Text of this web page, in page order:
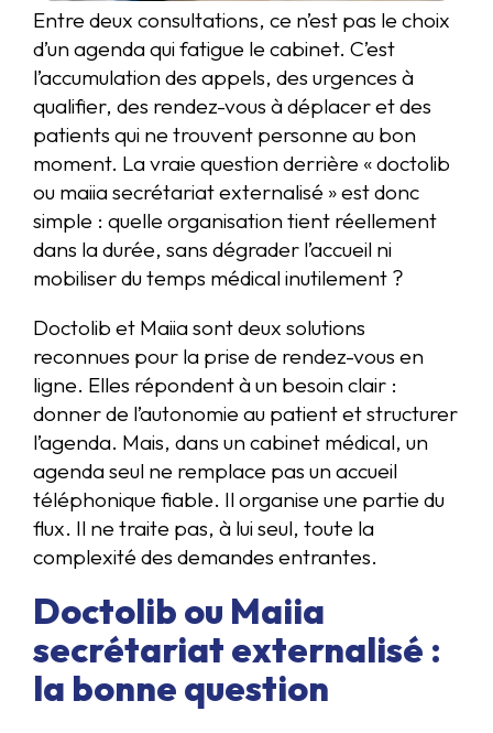
Entre deux consultations, ce n’est pas le choix
d’un agenda qui fatigue le cabinet. C’est
l’accumulation des appels, des urgences à
qualifier, des rendez-vous à déplacer et des
patients qui ne trouvent personne au bon
moment. La vraie question derrière « doctolib
ou maiia secrétariat externalisé » est donc
simple : quelle organisation tient réellement
dans la durée, sans dégrader l’accueil ni
mobiliser du temps médical inutilement ?
Doctolib et Maiia sont deux solutions
reconnues pour la prise de rendez-vous en
ligne. Elles répondent à un besoin clair :
donner de l’autonomie au patient et structurer
l’agenda. Mais, dans un cabinet médical, un
agenda seul ne remplace pas un accueil
téléphonique fiable. Il organise une partie du
flux. Il ne traite pas, à lui seul, toute la
complexité des demandes entrantes.
Doctolib ou Maiia
secrétariat externalisé :
la bonne question